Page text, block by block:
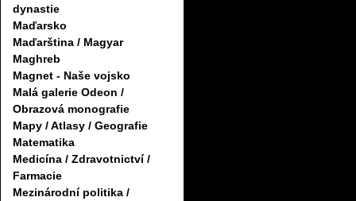
dynastie
Maďarsko
Maďarština / Magyar
Maghreb
Magnet - Naše vojsko
Malá galerie Odeon /
Obrazová monografie
Mapy / Atlasy / Geografie
Matematika
Medicína / Zdravotnictví /
Farmacie
Mezinárodní politika /